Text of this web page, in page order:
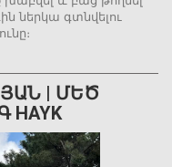
ներկա գտնվելու
| ՄԵԾ